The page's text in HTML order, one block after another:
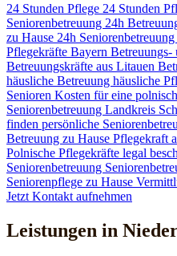
24 Stunden Pflege 24 Stunden
Seniorenbetreuung 24h
zu Hause 24h Seniorenbetreuung
Pflegekräfte Bayern Betreuungs-
Betreuungskräfte aus Litauen
häusliche Betreuung häusliche
Senioren Kosten für eine
Seniorenbetreuung Landkreis
finden persönliche
Betreuung zu Hause Pflegekraft
Polnische Pflegekräfte legal
Seniorenbetreuung
Seniorenpflege zu Hause
Jetzt Kontakt aufnehmen
Leistungen in